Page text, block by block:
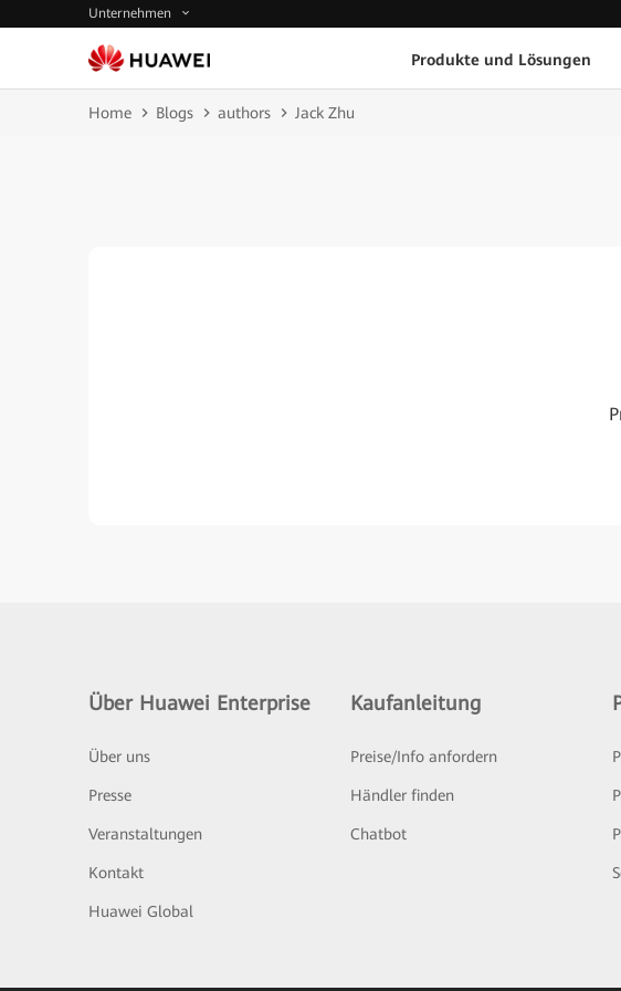
Unternehmen
Produkte und Lösungen
Home Blogs authors Jack Zhu
Über Huawei Enterprise
Über uns
Presse
Veranstaltungen
Kontakt
Huawei Global
Kaufanleitung
Preise/Info anfordern
Händler finden
Chatbot